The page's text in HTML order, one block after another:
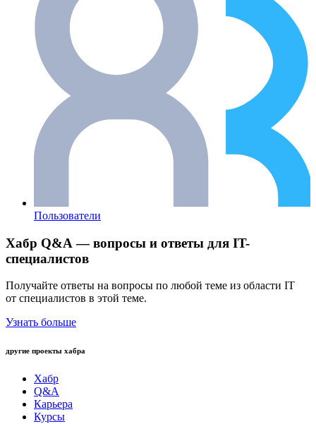
Пользователи
Хабр Q&A — вопросы и ответы для IT-
специалистов
Получайте ответы на вопросы по любой теме из области IT
от специалистов в этой теме.
Узнать больше
другие проекты хабра
Хабр
Q&A
Карьера
Курсы